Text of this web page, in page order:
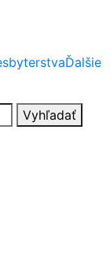
Ďalšie
Vyhľadať